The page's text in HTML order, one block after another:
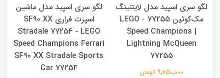
لگو سری اسپید مدل لایتنینگ
مک‌کوئین 77255 - LEGO
Speed ​​Champions |
Lightning McQueen
77255
9,650,000 تومان
لگو سری اسپید مدل ماشین
اسپرت فراری SF90 XX
Stradale 77254 - LEGO
Speed ​​Champions Ferrari
SF90 XX Stradale Sports
Car 77254